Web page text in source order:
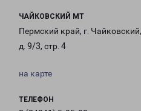
ЧАЙКОВСКИЙ МТ
Пермский край, г.
д. 9/3, стр. 4
на карте
ТЕЛЕФОН